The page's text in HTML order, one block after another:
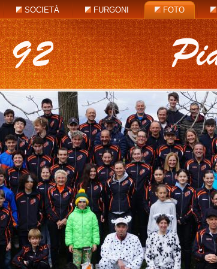
SOCIETÀ FURGONI FOTO